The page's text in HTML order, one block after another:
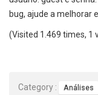
bug, ajude a melhorar
(Visited 1.469 times, 1
Category : Análises